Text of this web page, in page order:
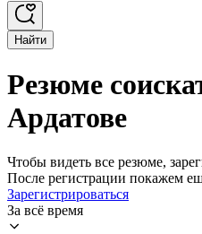
Найти
Резюме
Ардатове
Чтобы видеть все резюме,
После регистрации покажем
Зарегистрироваться
За всё время